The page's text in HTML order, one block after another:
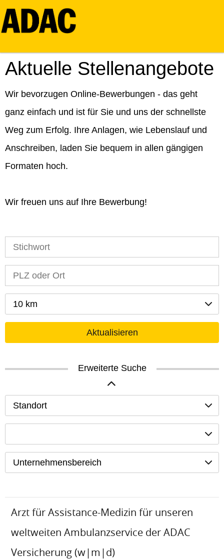
Aktuelle Stellenangebote
Wir bevorzugen Online-Bewerbungen - das geht
ganz einfach und ist für Sie und uns der schnellste
Weg zum Erfolg. Ihre Anlagen, wie Lebenslauf und
Anschreiben, laden Sie bequem in allen gängigen
Formaten hoch.
Wir freuen uns auf Ihre Bewerbung!
10 km
Aktualisieren
Erweiterte Suche
Standort
Unternehmensbereich
Arzt für Assistance-Medizin für unseren
weltweiten Ambulanzservice der ADAC
Versicherung (w|m|d)